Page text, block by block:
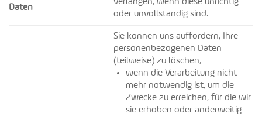
Daten
oder unvollständig sind.
Sie können uns auffordern, Ihre
personenbezogenen Daten
(teilweise) zu löschen,
wenn die Verarbeitung nicht
mehr notwendig ist, um die
Zwecke zu erreichen, für die wir
sie erhoben oder anderweitig